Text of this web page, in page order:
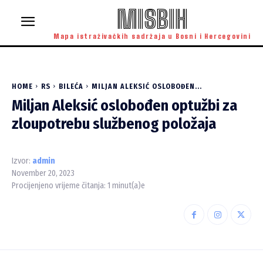
MISBIH
Mapa istraživačkih sadržaja u Bosni i Hercegovini
HOME RS BILEĆA MILJAN ALEKSIĆ OSLOBOĐEN...
Miljan Aleksić oslobođen optužbi za
zloupotrebu službenog položaja
Izvor: admin
November 20, 2023
Procijenjeno vrijeme čitanja: 1 minut(a)e